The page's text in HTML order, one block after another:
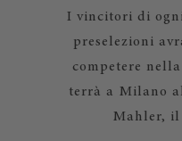
I vincitori di
preselezioni
competere
terrà a Milano
Mahler, il